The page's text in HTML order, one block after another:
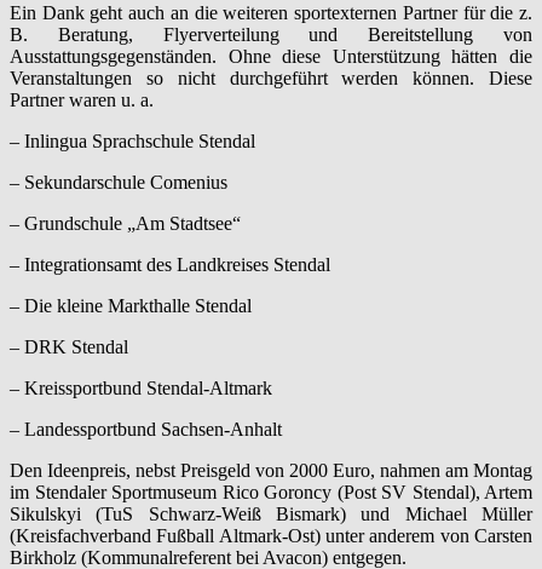
Ein Dank geht auch an die weiteren sportexternen Partner für die z.
B. Beratung, Flyerverteilung und Bereitstellung von
Ausstattungsgegenständen. Ohne diese Unterstützung hätten die
Veranstaltungen so nicht durchgeführt werden können. Diese
Partner waren u. a.
– Inlingua Sprachschule Stendal
– Sekundarschule Comenius
– Grundschule „Am Stadtsee“
– Integrationsamt des Landkreises Stendal
– Die kleine Markthalle Stendal
– DRK Stendal
– Kreissportbund Stendal-Altmark
– Landessportbund Sachsen-Anhalt
Den Ideenpreis, nebst Preisgeld von 2000 Euro, nahmen am Montag
im Stendaler Sportmuseum Rico Goroncy (Post SV Stendal), Artem
Sikulskyi (TuS Schwarz-Weiß Bismark) und Michael Müller
(Kreisfachverband Fußball Altmark-Ost) unter anderem von Carsten
Birkholz (Kommunalreferent bei Avacon) entgegen.